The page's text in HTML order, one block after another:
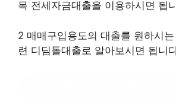
목 전세자금대출을 이용하시면 됩
2 매매구입용도의 대출를 원하시
련 디딤돌대출로 알아보시면 됩니